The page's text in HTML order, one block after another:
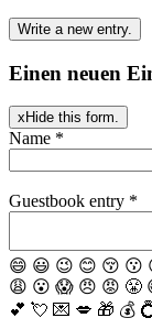
Einen neuen
x Hide this form.
Name *
Guestbook entry *
😄 😃 😉 😊 😚 😗
😩 😮 😱 😠 😡 😤
💕 💘 💌 💋 🎁 💰